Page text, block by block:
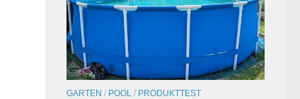
GARTEN / POOL / PRODUKTTEST